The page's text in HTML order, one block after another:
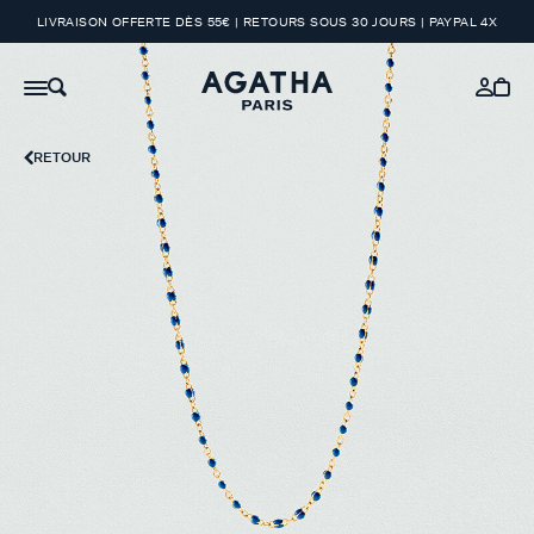
LIVRAISON OFFERTE DÈS 55€ | RETOURS SOUS 30 JOURS | PAYPAL 4X
RETOUR